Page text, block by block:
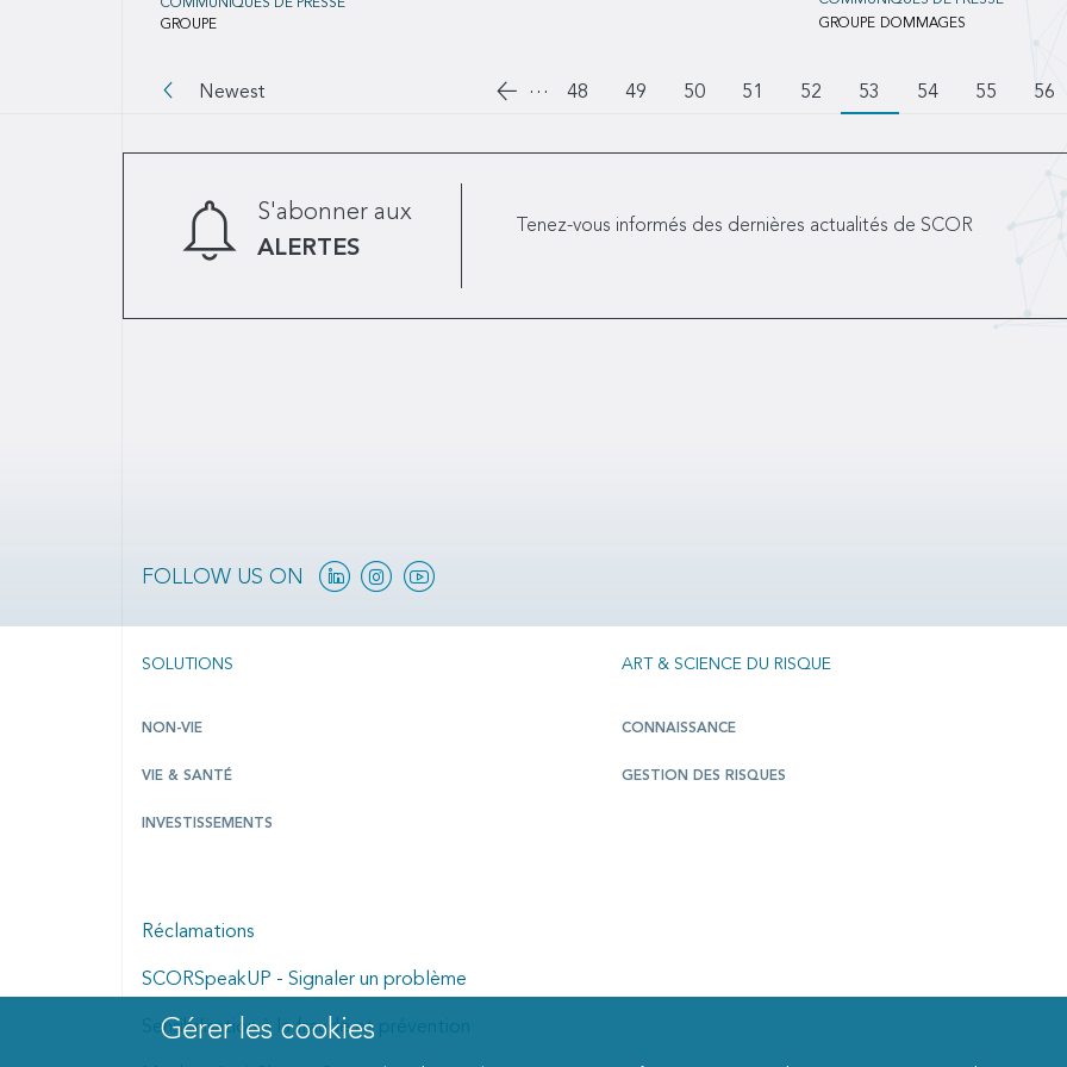
Manage cookies dialog
Gérer les cookies
GROUPE
COMMUNIQUÉS DE PRESSE
GROUPE DOMMAGES
Pagination
Newest Aller à la page précédente
… Page
48 Page
49 Page
50 Page
51 Page
52 53 Page
54 Page
55 Page
56
S'abonner aux
ALERTES
Tenez-vous informés des dernières actualités de SCOR
FOLLOW US ON LinkedinInstagramYoutube
SOLUTIONS
NON-VIE
VIE & SANTÉ
INVESTISSEMENTS
ART & SCIENCE DU RISQUE
CONNAISSANCE
GESTION DES RISQUES
Réclamations
SCORSpeakUP - Signaler un problème
Sensibilisation à la fraude et prévention